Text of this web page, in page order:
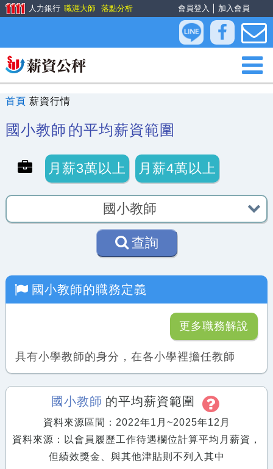
會員登入 加入會員
人力銀行 職涯大師 落點分析
首頁 薪資行情
國小教師 的平均薪資範圍
月薪3萬以上 月薪4萬以上
查詢
國小教師的職務定義
更多職務解說
具有小學教師的身分，在各小學裡擔任教師
國小教師 的平均薪資範圍
資料來源區間：2022年1月~2025年12月
資料來源：以會員履歷工作待遇欄位計算平均月薪資，
但績效獎金、與其他津貼則不列入其中